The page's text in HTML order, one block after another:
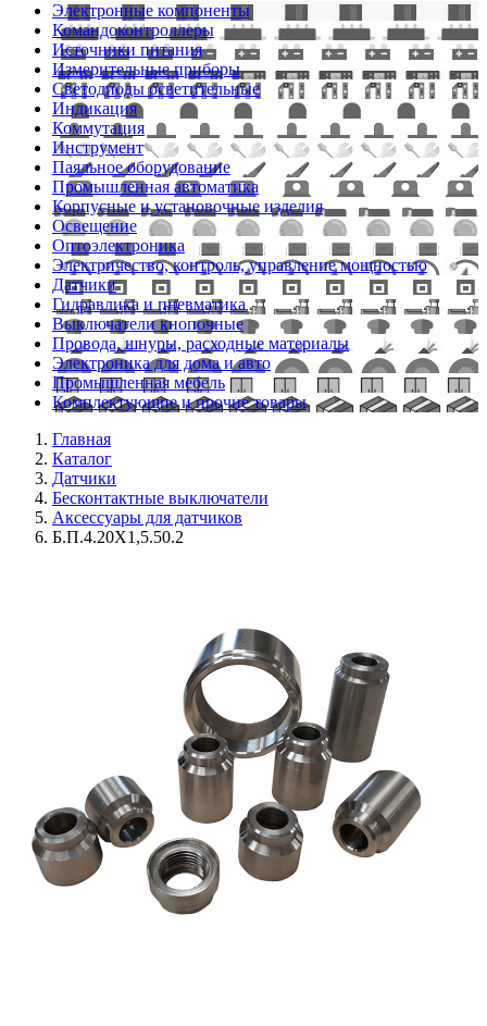
Электронные компоненты
Командоконтроллеры
Источники питания
Измерительные приборы
Светодиоды осветительные
Индикация
Коммутация
Инструмент
Паяльное оборудование
Промышленная автоматика
Корпусные и установочные изделия
Освещение
Оптоэлектроника
Электричество, контроль, управление мощностью
Датчики
Гидравлика и пневматика
Выключатели кнопочные
Провода, шнуры, расходные материалы
Электроника для дома и авто
Промышленная мебель
Комплектующие и прочие товары
Главная
Каталог
Датчики
Бесконтактные выключатели
Аксессуары для датчиков
Б.П.4.20Х1,5.50.2